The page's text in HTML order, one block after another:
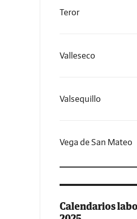
Teror
Valleseco
Valsequillo
Vega de San Mateo
Calendarios